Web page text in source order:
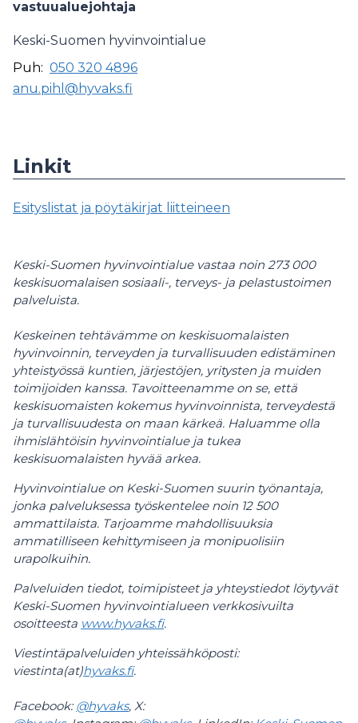
vastuualuejohtaja
Keski-Suomen hyvinvointialue
Puh: 050 320 4896
anu.pihl@hyvaks.fi
Linkit
Esityslistat ja pöytäkirjat liitteineen
Keski-Suomen hyvinvointialue vastaa noin 273 000
keskisuomalaisen sosiaali-, terveys- ja pelastustoimen
palveluista.
Keskeinen tehtävämme on keskisuomalaisten
hyvinvoinnin, terveyden ja turvallisuuden edistäminen
yhteistyössä kuntien, järjestöjen, yritysten ja muiden
toimijoiden kanssa. Tavoitteenamme on se, että
keskisuomaisten kokemus hyvinvoinnista, terveydestä
ja turvallisuudesta on maan kärkeä. Haluamme olla
ihmislähtöisin hyvinvointialue ja tukea
keskisuomalaisten hyvää arkea.
Hyvinvointialue on Keski-Suomen suurin työnantaja,
jonka palveluksessa työskentelee noin 12 500
ammattilaista. Tarjoamme mahdollisuuksia
ammatilliseen kehittymiseen ja monipuolisiin
urapolkuihin.
Palveluiden tiedot, toimipisteet ja yhteystiedot löytyvät
Keski-Suomen hyvinvointialueen verkkosivuilta
osoitteesta www.hyvaks.fi.
Viestintäpalveluiden yhteissähköposti:
viestinta(at)hyvaks.fi.
Facebook:@hyvaks, X: